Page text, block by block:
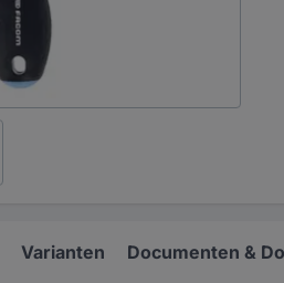
Varianten Documenten &